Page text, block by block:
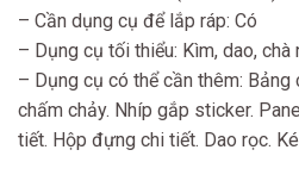
– Cần dụng cụ để lắp ráp: Có
– Dụng cụ tối thiểu: Kìm, dao, chà
– Dụng cụ có thể cần thêm:
chấm chảy. Nhíp gắp sticker.
tiết. Hộp đựng chi tiết. Dao rọc.